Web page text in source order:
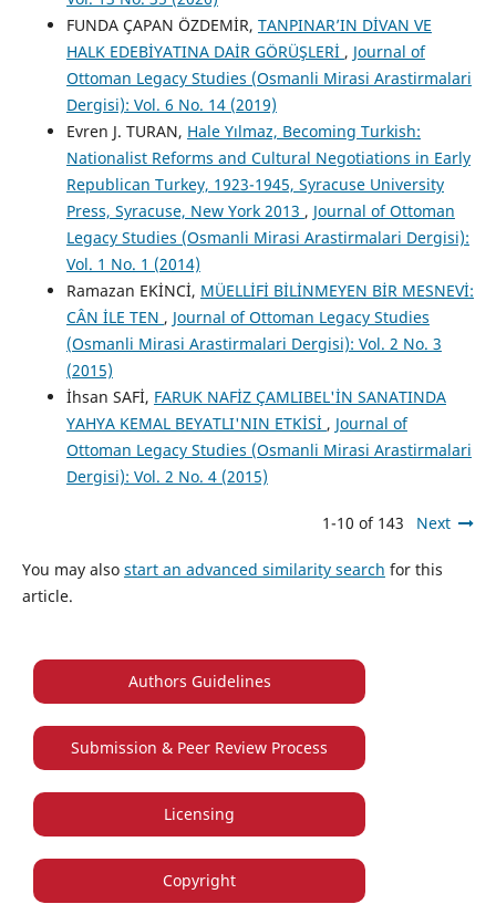
FUNDA ÇAPAN ÖZDEMİR, TANPINAR’IN DİVAN VE
HALK EDEBİYATINA DAİR GÖRÜŞLERİ , Journal of
Ottoman Legacy Studies (Osmanli Mirasi Arastirmalari
Dergisi): Vol. 6 No. 14 (2019)
Evren J. TURAN, Hale Yılmaz, Becoming Turkish:
Nationalist Reforms and Cultural Negotiations in Early
Republican Turkey, 1923-1945, Syracuse University
Press, Syracuse, New York 2013 , Journal of Ottoman
Legacy Studies (Osmanli Mirasi Arastirmalari Dergisi):
Vol. 1 No. 1 (2014)
Ramazan EKİNCİ, MÜELLİFİ BİLİNMEYEN BİR MESNEVİ:
CÂN İLE TEN , Journal of Ottoman Legacy Studies
(Osmanli Mirasi Arastirmalari Dergisi): Vol. 2 No. 3
(2015)
İhsan SAFİ, FARUK NAFİZ ÇAMLIBEL'İN SANATINDA
YAHYA KEMAL BEYATLI'NIN ETKİSİ , Journal of
Ottoman Legacy Studies (Osmanli Mirasi Arastirmalari
Dergisi): Vol. 2 No. 4 (2015)
1-10 of 143 Next
You may also start an advanced similarity search for this
article.
Authors Guidelines
Submission & Peer Review Process
Licensing
Copyright